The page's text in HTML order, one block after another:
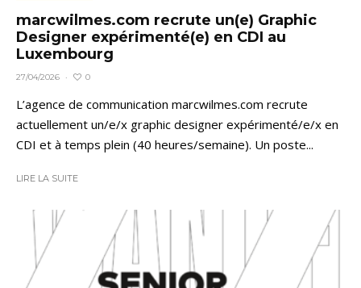
marcwilmes.com recrute un(e) Graphic
Designer expérimenté(e) en CDI au
Luxembourg
27/04/2026 · 0
L’agence de communication marcwilmes.com recrute
actuellement un/e/x graphic designer expérimenté/e/x en
CDI et à temps plein (40 heures/semaine). Un poste...
LIRE LA SUITE